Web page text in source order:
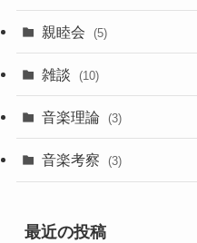
親睦会 (5)
雑談 (10)
音楽理論 (3)
音楽考察 (3)
最近の投稿